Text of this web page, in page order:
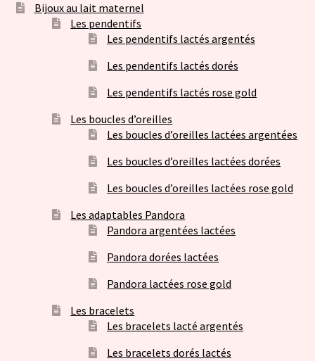
Bijoux au lait maternel
Les pendentifs
Les pendentifs lactés argentés
Les pendentifs lactés dorés
Les pendentifs lactés rose gold
Les boucles d’oreilles
Les boucles d’oreilles lactées argentées
Les boucles d’oreilles lactées dorées
Les boucles d’oreilles lactées rose gold
Les adaptables Pandora
Pandora argentées lactées
Pandora dorées lactées
Pandora lactées rose gold
Les bracelets
Les bracelets lacté argentés
Les bracelets dorés lactés